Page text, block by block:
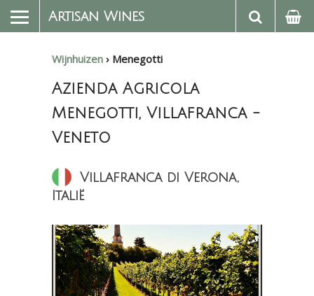
Artisan Wines
Wijnhuizen › Menegotti
Azienda Agricola
Menegotti, Villafranca -
Veneto
Villafranca di Verona,
Italië